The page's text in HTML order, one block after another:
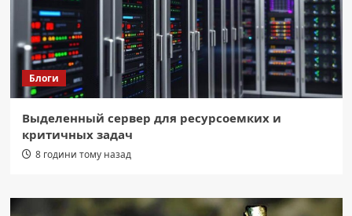
Блоги
Выделенный сервер для ресурсоемких и
критичных задач
8 години тому назад